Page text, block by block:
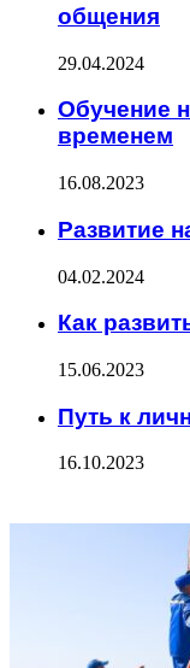
общения
29.04.2024
Обучение
временем
16.08.2023
Развитие
04.02.2024
Как
15.06.2023
Путь к
16.10.2023